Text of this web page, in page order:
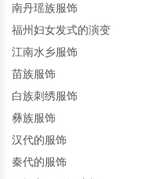
南丹瑶族服饰
福州妇女发式的演变
江南水乡服饰
苗族服饰
白族刺绣服饰
彝族服饰
汉代的服饰
秦代的服饰